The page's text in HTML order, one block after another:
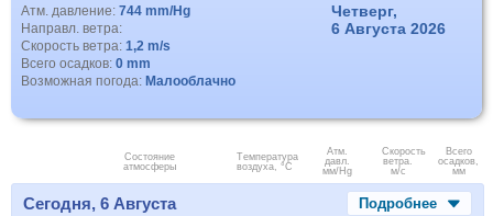
Атм. давление: 744 mm/Hg
Направл. ветра:
Скорость ветра: 1,2 m/s
Всего осадков: 0 mm
Возможная погода: Малооблачно
Четверг,
6 Августа 2026
Состояние
атмосферы
Температура
воздуха, °C
Атм.
давл.
мм/Hg
Скорость
ветра.
м/с
Всего
осадков,
мм
Сегодня, 6 Августа Подробнее